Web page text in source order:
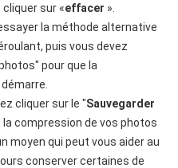
cliquer sur «effacer ».
la méthode alternative
puis vous devez
pour que la
cliquer sur le "Sauvegarder
la compression de vos photos
moyen qui peut vous aider au
conserver certaines de